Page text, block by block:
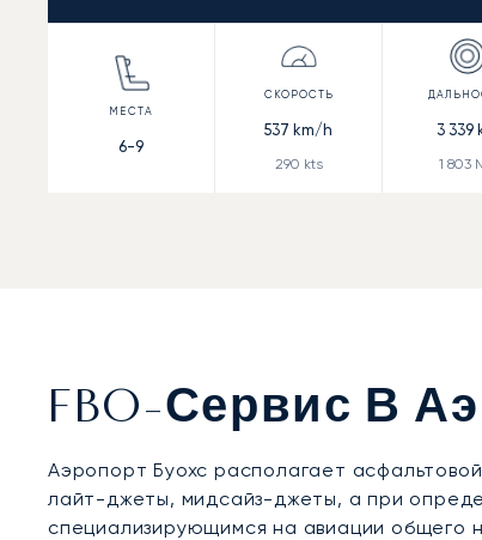
6-9
537 km/h
290 kts
3 339
1 803
FBO-Сервис В
Аэропорт Буохс располагает
лайт-джеты, мидсайз-джеты, а при
специализирующимся на авиации общего